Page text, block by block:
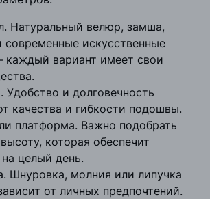
Натуральный велюр, замша,
современные искусственные
каждый вариант имеет свои
Удобство и долговечность
качества и гибкости подошвы.
платформа. Важно подобрать
которая обеспечит
целый день.
Шнуровка, молния или липучка
от личных предпочтений.